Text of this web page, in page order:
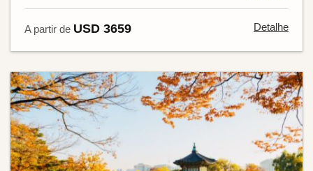
A partir de USD 3659 Detalhe